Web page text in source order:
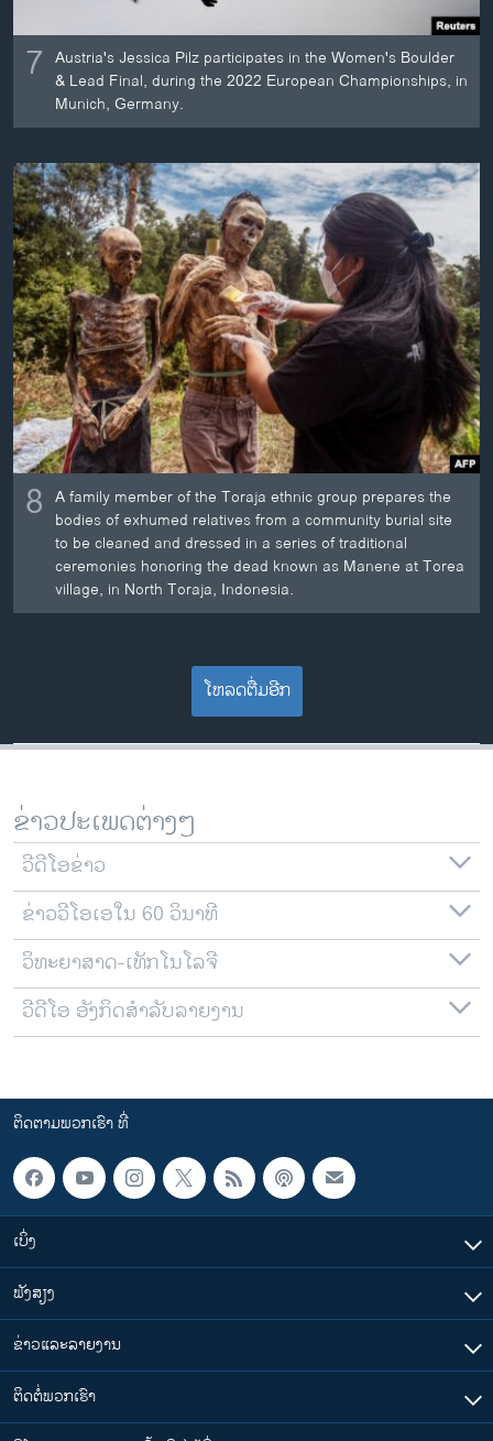
7 Austria's Jessica Pilz participates in the Women's Boulder
& Lead Final, during the 2022 European Championships, in
Munich, Germany.
8 A family member of the Toraja ethnic group prepares the
bodies of exhumed relatives from a community burial site
to be cleaned and dressed in a series of traditional
ceremonies honoring the dead known as Manene at Torea
village, in North Toraja, Indonesia.
ໂຫລດຕື່ມອີກ
ຂ່າວປະເພດຕ່າງໆ
ວີດີໂອຂ່າວ
ຂ່າວວີໂອເອໃນ 60 ວິນາທີ
ວິທະຍາສາດ-ເທັກໂນໂລຈີ
ວີດີໂອ ອັງກິດສຳລັບລາຍງານ
ຕິດຕາມພວກເຮົາ ທີ່
ເບິ່ງ
ຟັງສຽງ
ຂ່າວແລະລາຍງານ
ຕິດຕໍ່ພວກເຮົາ